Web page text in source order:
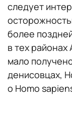
следует
более
в тех
мало
денисовцах,
о Homo